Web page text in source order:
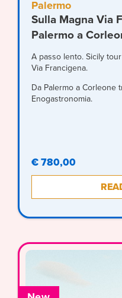
Palermo
Sulla Magna Via
Palermo a
A passo lento. Sicily
Via Francigena.
Da Palermo a Corleone
Enogastronomia.
€ 780,00